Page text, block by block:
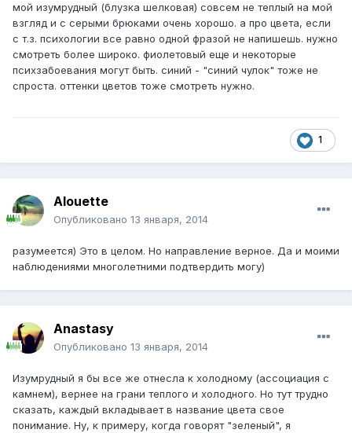
мой изумрудный (блузка шелковая) совсем не теплый на мой
взгляд и с серыми брюками очень хорошо. а про цвета, если
с т.з. психологии все равно одной фразой не напишешь. нужно
смотреть более широко. фиолетовый еще и некоторые
психзабоевания могут быть. синий - "синий чулок" тоже не
спроста. оттенки цветов тоже смотреть нужно.
1
Alouette
Опубликовано 13 января, 2014
разумеется) Это в целом. Но направление верное. Да и моими
наблюдениями многолетними подтвердить могу)
Anastasy
Опубликовано 13 января, 2014
Изумрудный я бы все же отнесла к холодному (ассоциация с
камнем), вернее на грани теплого и холодного. Но тут трудно
сказать, каждый вкладывает в название цвета свое
понимание. Ну, к примеру, когда говорят "зеленый", я